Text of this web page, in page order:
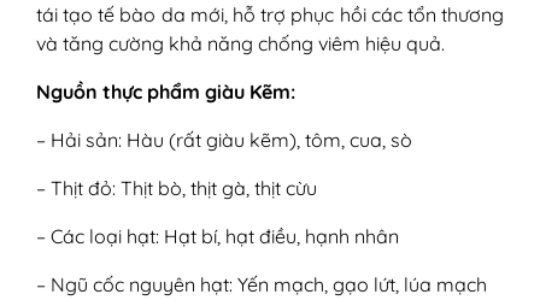
tái tạo tế bào da mới, hỗ trợ phục hồi các tổn thương
và tăng cường khả năng chống viêm hiệu quả.
Nguồn thực phẩm giàu Kẽm:
– Hải sản: Hàu (rất giàu kẽm), tôm, cua, sò
– Thịt đỏ: Thịt bò, thịt gà, thịt cừu
– Các loại hạt: Hạt bí, hạt điều, hạnh nhân
– Ngũ cốc nguyên hạt: Yến mạch, gạo lứt, lúa mạch